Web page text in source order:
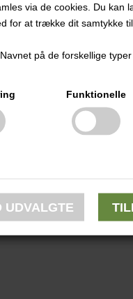
via de cookies. Du kan
for at trække dit samtykke
på de forskellige
Funktionelle